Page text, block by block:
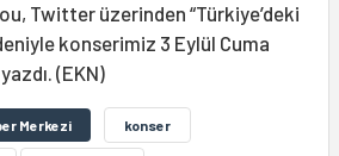
Twitter üzerinden “Türkiye’deki
konserimiz 3 Eylül Cuma
(EKN)
Merkezi konser